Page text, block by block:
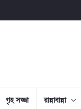
গৃহ সজ্জা রান্নাবান্না